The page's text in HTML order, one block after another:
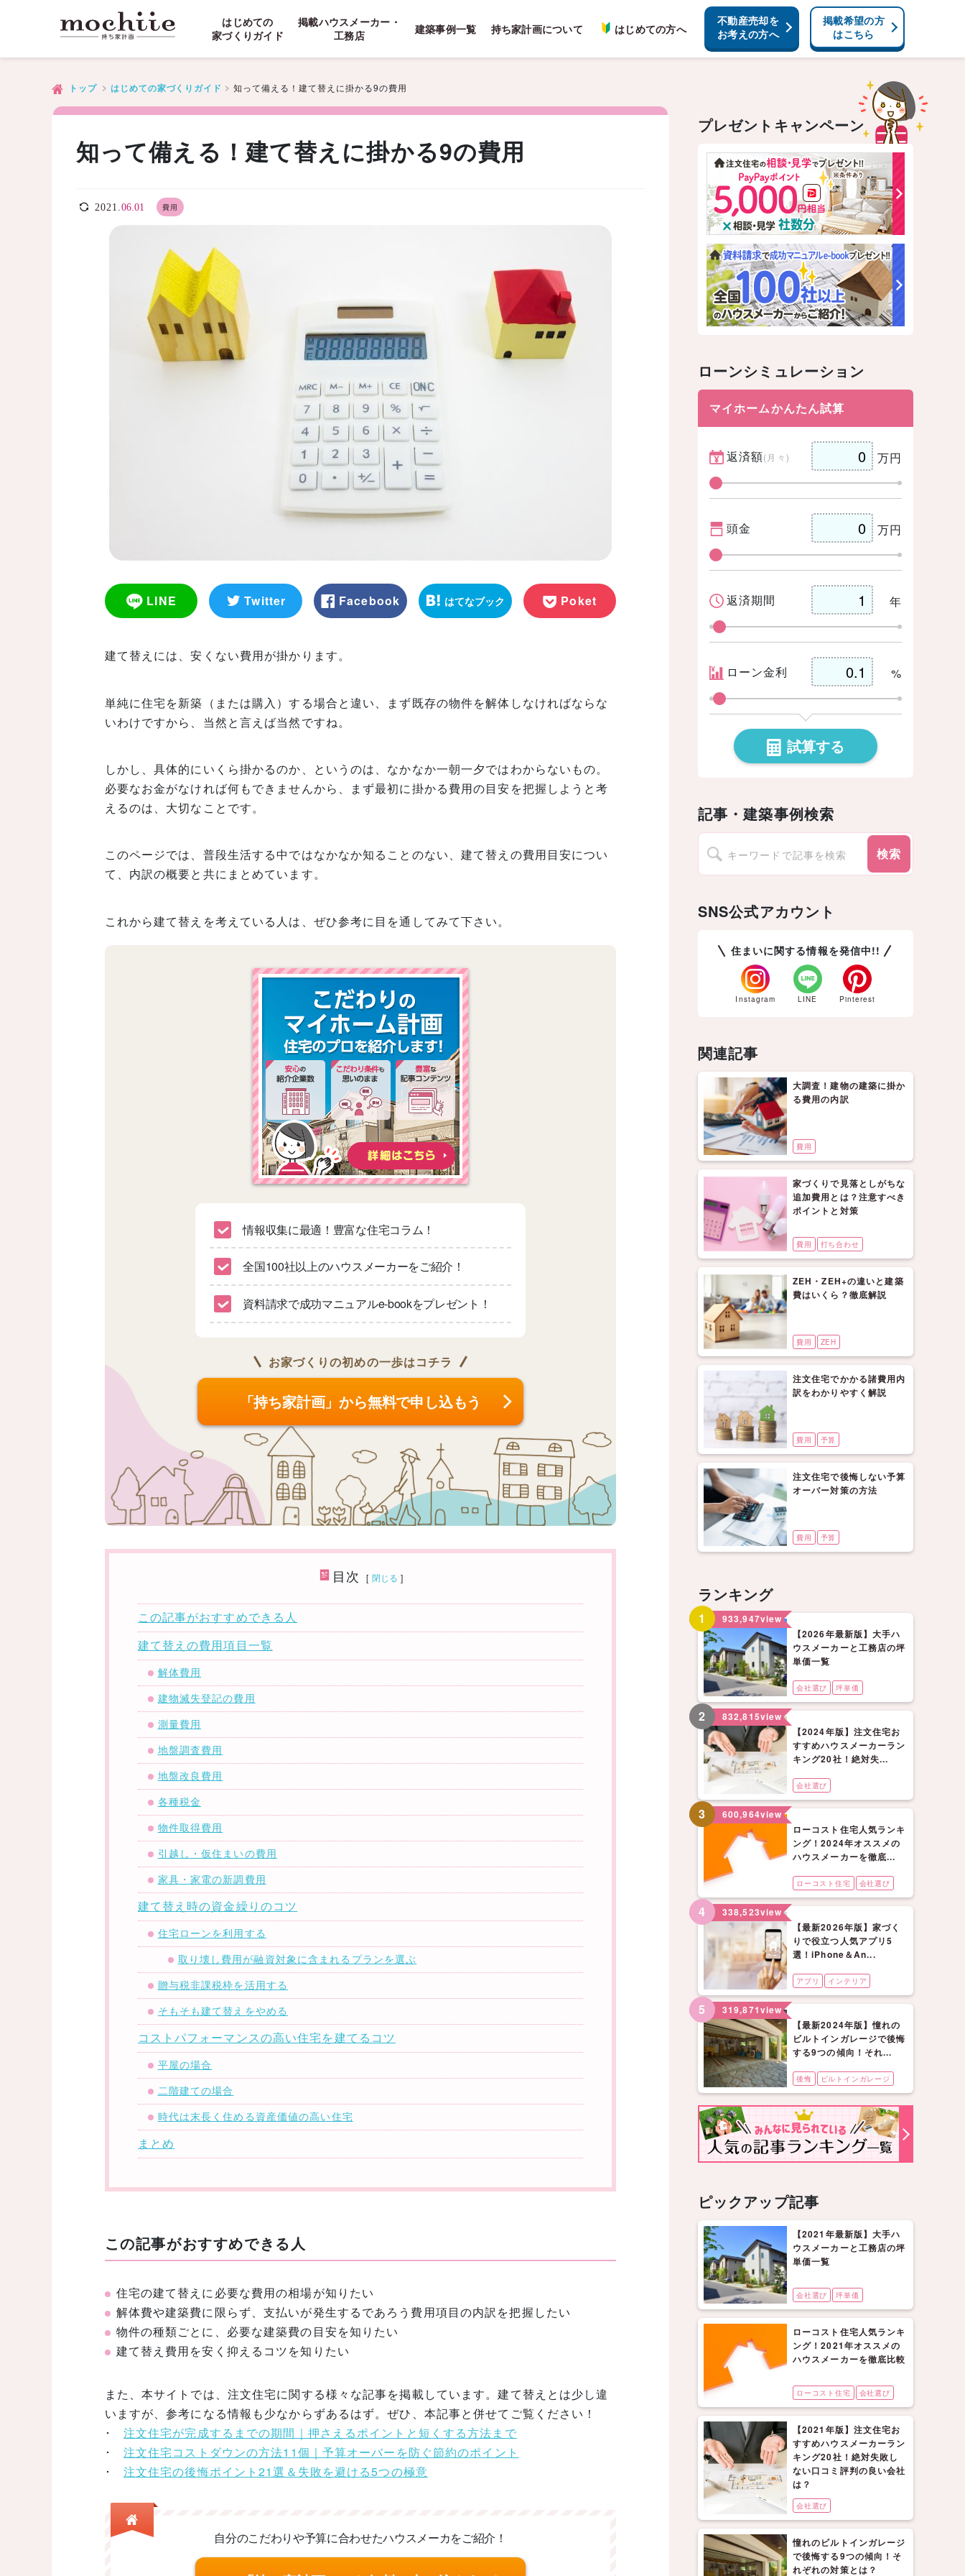
はじめての
家づくりガイド
掲載ハウスメーカー・
工務店
建築事例一覧 持ち家計画について はじめての方へ
不動産売却を
お考えの方へ
掲載希望の方
はこちら
トップ はじめての家づくりガイド 知って備える！建て替えに掛かる9の費用
知って備える！建て替えに掛かる9の費用
2021.06.01 費用
LINE Twitter Facebook はてなブック Poket
建て替えには、安くない費用が掛かります。
単純に住宅を新築（または購入）する場合と違い、まず既存の物件を解体しなければならな
いわけですから、当然と言えば当然ですね。
しかし、具体的にいくら掛かるのか、というのは、なかなか一朝一夕ではわからないもの。
必要なお金がなければ何もできませんから、まず最初に掛かる費用の目安を把握しようと考
えるのは、大切なことです。
このページでは、普段生活する中ではなかなか知ることのない、建て替えの費用目安につい
て、内訳の概要と共にまとめています。
これから建て替えを考えている人は、ぜひ参考に目を通してみて下さい。
情報収集に最適！豊富な住宅コラム！
全国100社以上のハウスメーカーをご紹介！
資料請求で成功マニュアルe-bookをプレゼント！
お家づくりの初めの一歩はコチラ
「持ち家計画」から無料で申し込もう
目次 [ 閉じる ]
この記事がおすすめできる人
建て替えの費用項目一覧
解体費用
建物滅失登記の費用
測量費用
地盤調査費用
地盤改良費用
各種税金
物件取得費用
引越し・仮住まいの費用
家具・家電の新調費用
建て替え時の資金繰りのコツ
住宅ローンを利用する
取り壊し費用が融資対象に含まれるプランを選ぶ
贈与税非課税枠を活用する
そもそも建て替えをやめる
コストパフォーマンスの高い住宅を建てるコツ
平屋の場合
二階建ての場合
時代は末長く住める資産価値の高い住宅
まとめ
この記事がおすすめできる人
住宅の建て替えに必要な費用の相場が知りたい
解体費や建築費に限らず、支払いが発生するであろう費用項目の内訳を把握したい
物件の種類ごとに、必要な建築費の目安を知りたい
建て替え費用を安く抑えるコツを知りたい
また、本サイトでは、注文住宅に関する様々な記事を掲載しています。建て替えとは少し違
いますが、参考になる情報も少なからずあるはず。ぜひ、本記事と併せてご覧ください！
･ 注文住宅が完成するまでの期間｜押さえるポイントと短くする方法まで
･ 注文住宅コストダウンの方法11個｜予算オーバーを防ぐ節約のポイント
･ 注文住宅の後悔ポイント21選＆失敗を避ける5つの極意
自分のこだわりや予算に合わせたハウスメーカをご紹介！
プレゼントキャンペーン
ローンシミュレーション
マイホームかんたん試算
返済額(月々) 万円
頭金 万円
返済期間 年
ローン金利 %
試算する
記事・建築事例検索
検索
SNS公式アカウント
住まいに関する情報を発信中!!
Instagram LINE Pinterest
関連記事
大調査！建物の建築に掛か
る費用の内訳
費用
家づくりで見落としがちな
追加費用とは？注意すべき
ポイントと対策
費用 打ち合わせ
ZEH・ZEH+の違いと建築
費はいくら？徹底解説
費用 ZEH
注文住宅でかかる諸費用内
訳をわかりやすく解説
費用 予算
注文住宅で後悔しない予算
オーバー対策の方法
費用 予算
ランキング
1 933,947view
【2026年最新版】大手ハ
ウスメーカーと工務店の坪
単価一覧
会社選び 坪単価
2 832,815view
【2024年版】注文住宅お
すすめハウスメーカーラン
キング20社！絶対失...
会社選び
3 600,964view
ローコスト住宅人気ランキ
ング！2024年オススメの
ハウスメーカーを徹底...
ローコスト住宅 会社選び
4 338,523view
【最新2026年版】家づく
りで役立つ人気アプリ5
選！iPhone＆An...
アプリ インテリア
5 319,871view
【最新2024年版】憧れの
ビルトインガレージで後悔
する9つの傾向！それ...
後悔 ビルトインガレージ
ピックアップ記事
【2021年最新版】大手ハ
ウスメーカーと工務店の坪
単価一覧
会社選び 坪単価
ローコスト住宅人気ランキ
ング！2021年オススメの
ハウスメーカーを徹底比較
ローコスト住宅 会社選び
【2021年版】注文住宅お
すすめハウスメーカーラン
キング20社！絶対失敗し
ない口コミ評判の良い会社
は？
会社選び
憧れのビルトインガレージ
で後悔する9つの傾向！そ
れぞれの対策とは？